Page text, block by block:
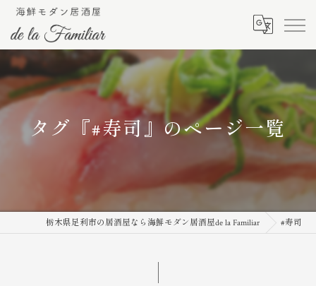
タグ『#寿司』のページ一覧
栃木県足利市の居酒屋なら海鮮モダン居酒屋de la Familiar #寿司